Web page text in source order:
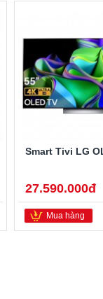
27.590.000đ
Mua hàng